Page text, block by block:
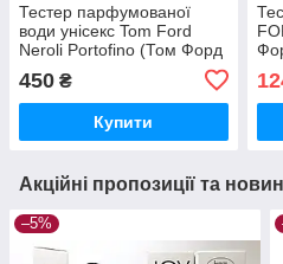
Тестер парфумованої
води унісекс Tom Ford
Neroli Portofino (Том Форд
Неролі Портофіно) 100 мл
450 ₴
Купити
Акційні пропозиції та
–5%